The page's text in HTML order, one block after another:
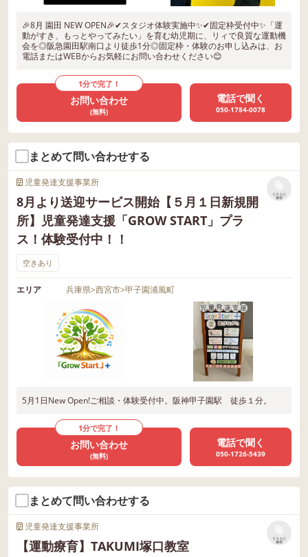
🎉8月 園田 NEW OPEN🎉✔スタジオ体験実施中✨✔固定枠受付中✨「運
動がすき、もっとやってみたい」を育む幼児期に、リィで良質な運動機
会を◎阪急園田駅南口より徒歩1分◎固定枠・体験のお申し込みは、お
電話またはWEBからお気軽にお問い合わせください😊
1分で完了！
お問い合わせ
(無料)
電話で聞く
050-1784-0078
まとめて問い合わせする
児童発達支援事業所
8月より送迎サービス開始【５月１日新規開
所】児童発達支援「GROW START」プラ
ス！体験受付中！！
リストに
保存
空きあり
エリア 兵庫県>西宮市>甲子園浦風町
5月1日New Open!ご相談・体験受付中。阪神甲子園駅 徒歩１分。
1分で完了！
お問い合わせ
(無料)
電話で聞く
050-1726-5439
まとめて問い合わせする
児童発達支援事業所
【運動療育】TAKUMI塚口教室
リストに
保存